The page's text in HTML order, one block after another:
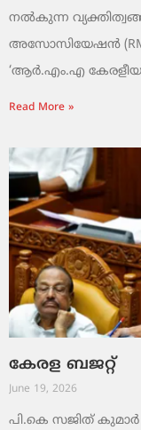
നൽകുന്ന
അസോസിയേഷൻ
‘ആർ.എം.എ
Read More »
കേരള ബജറ്റ്
June 19, 2026
പി.കെ സജിത്